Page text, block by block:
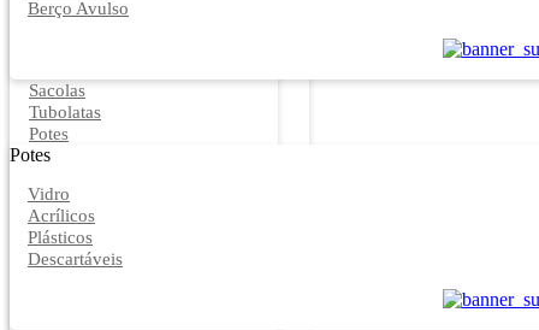
Berço Avulso
Sacolas
Tubolatas
Potes
Potes
Vidro
Acrílicos
Plásticos
Descartáveis